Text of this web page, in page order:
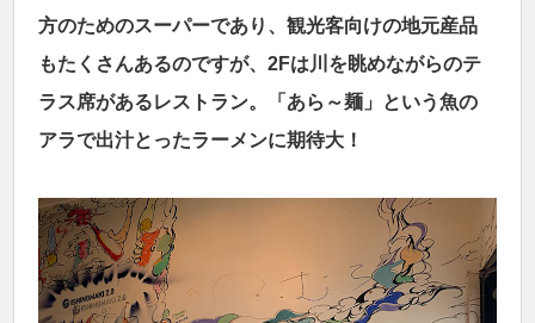
方のためのスーパーであり、観光客向けの地元産品
もたくさんあるのですが、2Fは川を眺めながらのテ
ラス席があるレストラン。「あら～麺」という魚の
アラで出汁とったラーメンに期待大！